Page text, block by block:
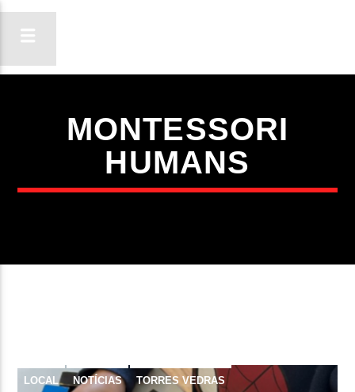
ON FM
LIGA-TE
FAIXA ATUAL
MONTESSORI
HUMANS
LOCAL NOTÍCIAS TORRES VEDRAS